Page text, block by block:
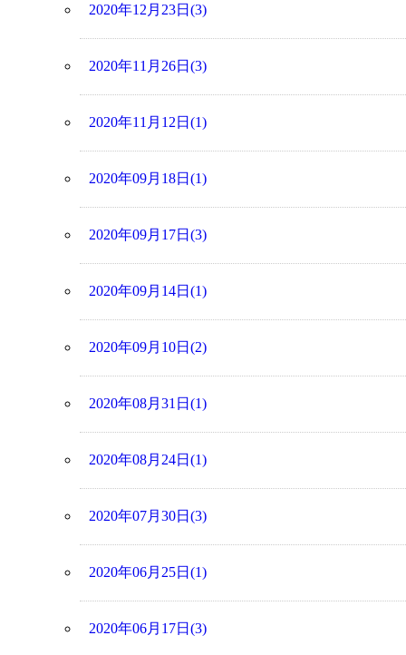
2020年12月23日(3)
2020年11月26日(3)
2020年11月12日(1)
2020年09月18日(1)
2020年09月17日(3)
2020年09月14日(1)
2020年09月10日(2)
2020年08月31日(1)
2020年08月24日(1)
2020年07月30日(3)
2020年06月25日(1)
2020年06月17日(3)